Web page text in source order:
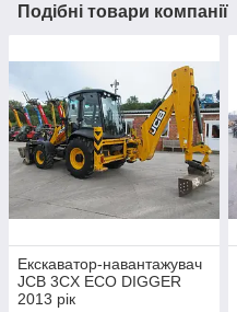
Подібні товари компанії
Екскаватор-навантажувач
JCB 3CX ECO DIGGER
2013 рік